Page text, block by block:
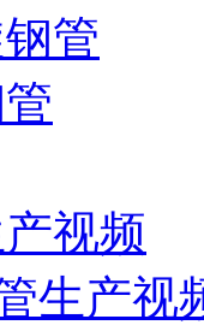
管
视频
生产视